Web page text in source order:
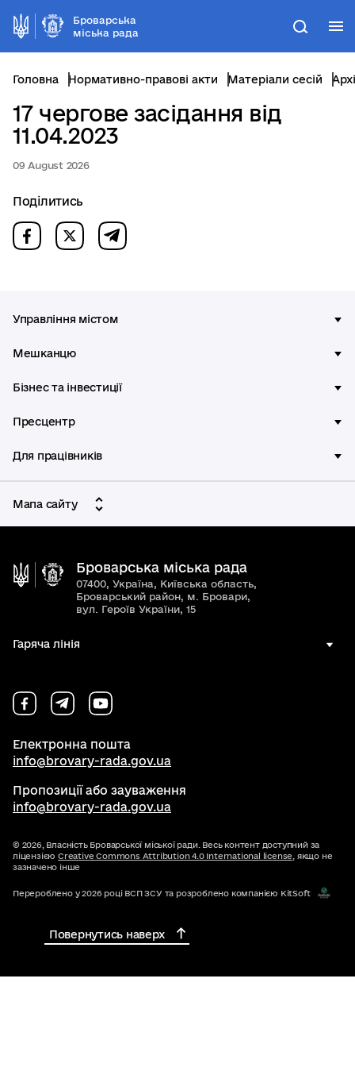
Броварська
міська рада
Пошук
Головна Нормативно-правові акти Матеріали сесій
17 чергове засідання від
11.04.2023
09 August 2026
Поділитись
Управління містом
Мешканцю
Бізнес та інвестиції
Пресцентр
Для працівників
Мапа сайту
Броварська міська рада
07400, Україна, Київська область,
Броварський район, м. Бровари,
вул. Героїв України, 15
Гаряча лінія
Електронна пошта
info@brovary-rada.gov.ua
Пропозиції або зауваження
info@brovary-rada.gov.ua
© 2026, Власність Броварської міської ради. Весь контент доступний за
ліцензією Creative Commons Attribution 4.0 International license , якщо не
зазначено інше
Перероблено у 2026 році ВСП ЗСУ та розроблено компанією KitSoft
Повернутись наверх